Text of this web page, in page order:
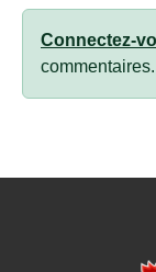
Connectez-
commentaires.